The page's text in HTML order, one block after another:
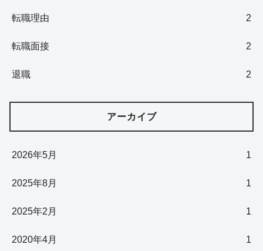
転職理由 2
転職面接 2
退職 2
アーカイブ
2026年5月 1
2025年8月 1
2025年2月 1
2020年4月 1